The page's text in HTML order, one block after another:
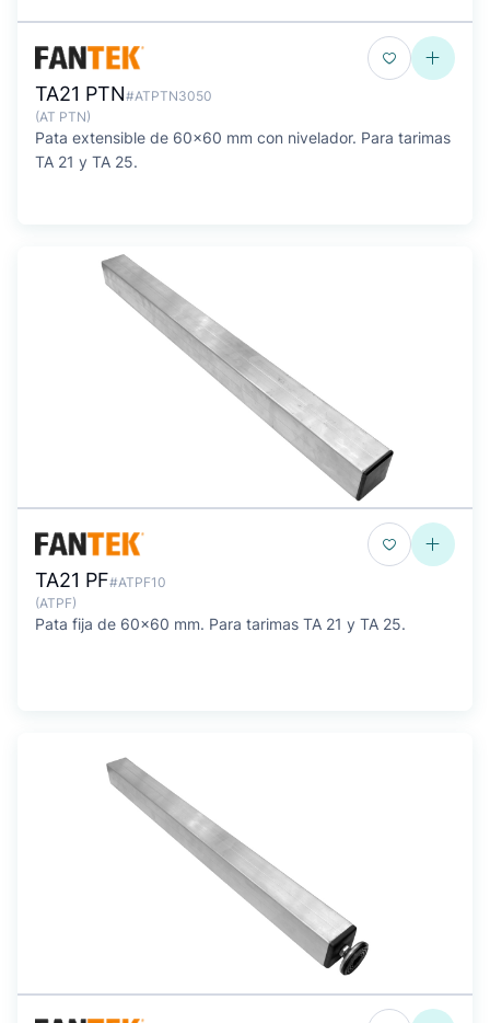
TA21 PTN#ATPTN3050
(AT PTN)
Pata extensible de 60x60 mm con nivelador. Para tarimas
TA 21 y TA 25.
TA21 PF#ATPF10
(ATPF)
Pata fija de 60x60 mm. Para tarimas TA 21 y TA 25.